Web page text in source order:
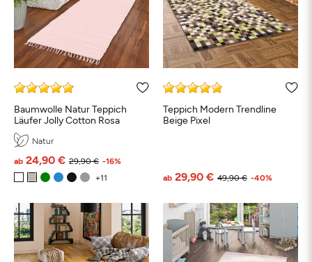
Baumwolle Natur Teppich
Läufer Jolly Cotton Rosa
Natur
29,90 €
ab 24,90 € -16%
Teppich Modern Trendline
Beige Pixel
49,90 €
ab 29,90 € -40%